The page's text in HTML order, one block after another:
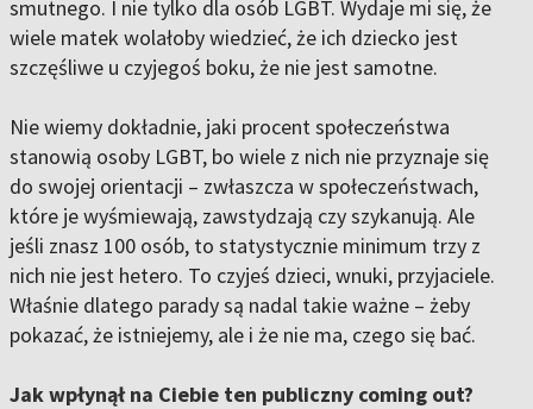
smutnego. I nie tylko dla osób LGBT. Wydaje mi się, że
wiele matek wolałoby wiedzieć, że ich dziecko jest
szczęśliwe u czyjegoś boku, że nie jest samotne.
Nie wiemy dokładnie, jaki procent społeczeństwa
stanowią osoby LGBT, bo wiele z nich nie przyznaje się
do swojej orientacji – zwłaszcza w społeczeństwach,
które je wyśmiewają, zawstydzają czy szykanują. Ale
jeśli znasz 100 osób, to statystycznie minimum trzy z
nich nie jest hetero. To czyjeś dzieci, wnuki, przyjaciele.
Właśnie dlatego parady są nadal takie ważne – żeby
pokazać, że istniejemy, ale i że nie ma, czego się bać.
Jak wpłynął na Ciebie ten publiczny coming out?